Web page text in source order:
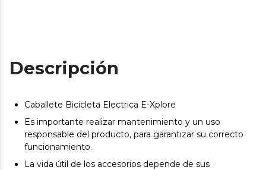
Descripción
Caballete Bicicleta Electrica E-Xplore
Es importante realizar mantenimiento y un uso
responsable del producto, para garantizar su correcto
funcionamiento.
La vida útil de los accesorios depende de sus